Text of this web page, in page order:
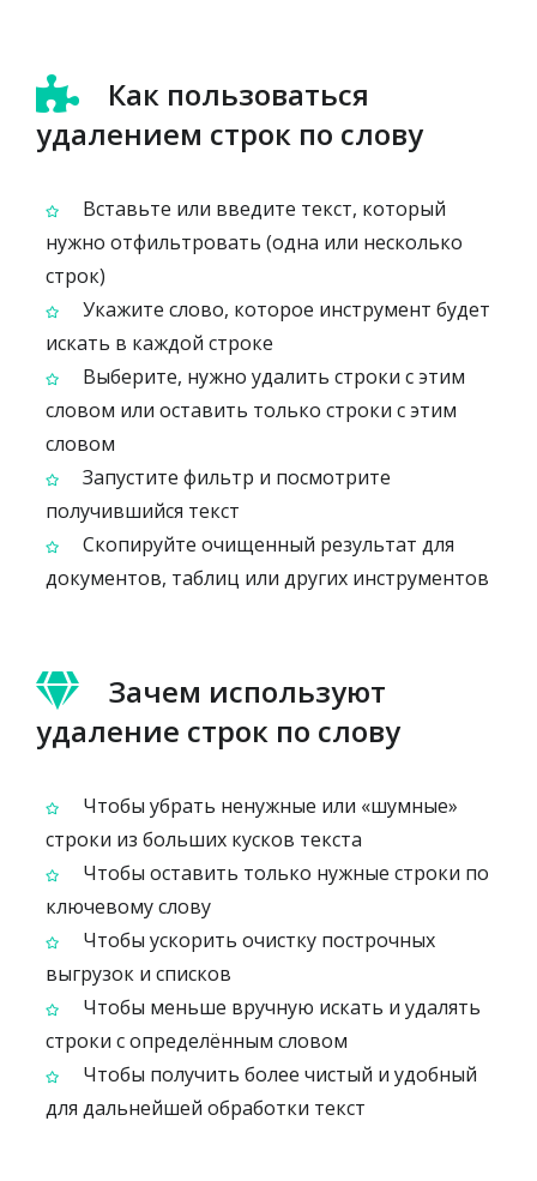
Как пользоваться
удалением строк по слову
Вставьте или введите текст, который
нужно отфильтровать (одна или несколько
строк)
Укажите слово, которое инструмент будет
искать в каждой строке
Выберите, нужно удалить строки с этим
словом или оставить только строки с этим
словом
Запустите фильтр и посмотрите
получившийся текст
Скопируйте очищенный результат для
документов, таблиц или других инструментов
Зачем используют
удаление строк по слову
Чтобы убрать ненужные или «шумные»
строки из больших кусков текста
Чтобы оставить только нужные строки по
ключевому слову
Чтобы ускорить очистку построчных
выгрузок и списков
Чтобы меньше вручную искать и удалять
строки с определённым словом
Чтобы получить более чистый и удобный
для дальнейшей обработки текст